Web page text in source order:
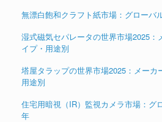
無漂白飽和クラフト紙市場：グローバ
湿式磁気セパレータの世界市場2025：
イプ・用途別
塔屋タラップの世界市場2025：メーカ
用途別
住宅用暗視（IR）監視カメラ市場：グ
年